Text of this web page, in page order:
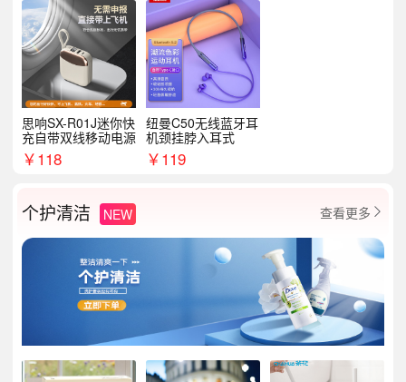
思响SX-R01J迷你快
充自带双线移动电源
￥118
纽曼C50无线蓝牙耳
机颈挂脖入耳式
￥119
个护清洁 NEW 查看更多 